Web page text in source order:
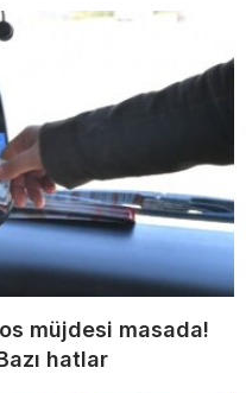
müjdesi masada!
hatlar